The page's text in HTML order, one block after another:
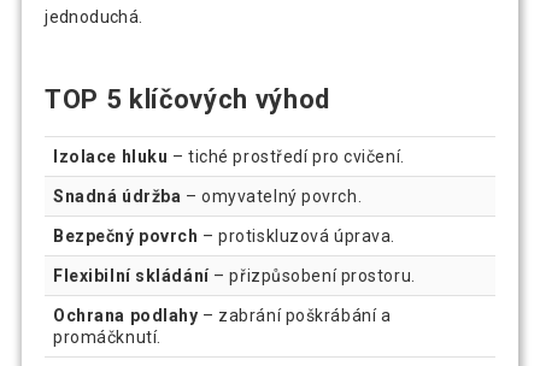
jednoduchá.
TOP 5 klíčových výhod
Izolace hluku – tiché prostředí pro cvičení.
Snadná údržba – omyvatelný povrch.
Bezpečný povrch – protiskluzová úprava.
Flexibilní skládání– přizpůsobení prostoru.
Ochrana podlahy – zabrání poškrábání a
promáčknutí.